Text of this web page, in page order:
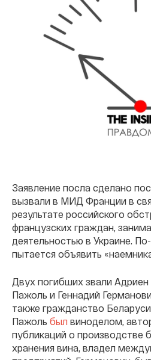
Заявление посла сделано
вызвали в МИД Франции в
результате российского
французских граждан,
деятельностью в Украине.
пытается объявить
Двух погибших звали
Пажоль и Геннадий
также гражданство
Пажоль был виноделом,
публикаций о производстве
хранения вина, владел